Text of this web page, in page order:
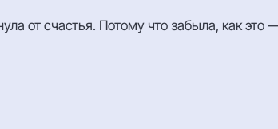
от счастья. Потому что забыла, как это